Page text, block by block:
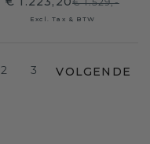
€ 1.529,-
Excl. Tax & BTW
2 3 VOLGENDE